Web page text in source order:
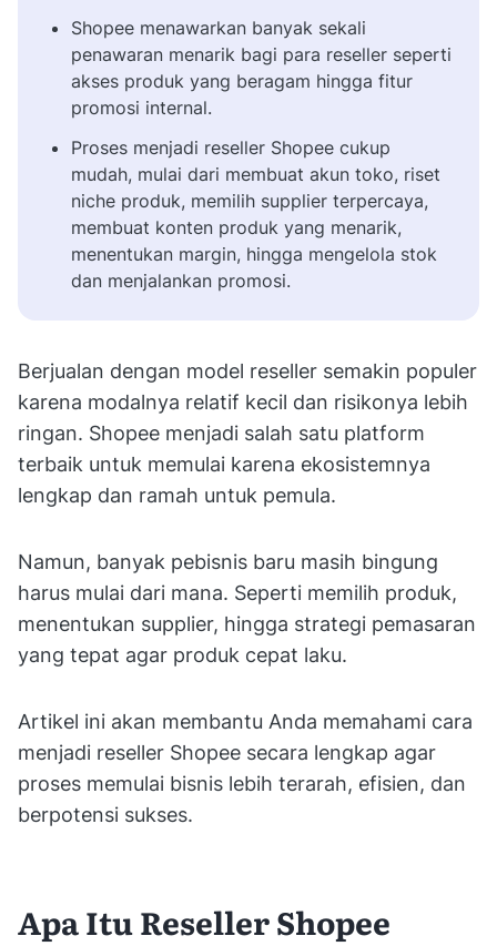
Shopee menawarkan banyak sekali
penawaran menarik bagi para reseller seperti
akses produk yang beragam hingga fitur
promosi internal.
Proses menjadi reseller Shopee cukup
mudah, mulai dari membuat akun toko, riset
niche produk, memilih supplier terpercaya,
membuat konten produk yang menarik,
menentukan margin, hingga mengelola stok
dan menjalankan promosi.
Berjualan dengan model reseller semakin populer
karena modalnya relatif kecil dan risikonya lebih
ringan. Shopee menjadi salah satu platform
terbaik untuk memulai karena ekosistemnya
lengkap dan ramah untuk pemula.
Namun, banyak pebisnis baru masih bingung
harus mulai dari mana. Seperti memilih produk,
menentukan supplier, hingga strategi pemasaran
yang tepat agar produk cepat laku.
Artikel ini akan membantu Anda memahami cara
menjadi reseller Shopee secara lengkap agar
proses memulai bisnis lebih terarah, efisien, dan
berpotensi sukses.
Apa Itu Reseller Shopee